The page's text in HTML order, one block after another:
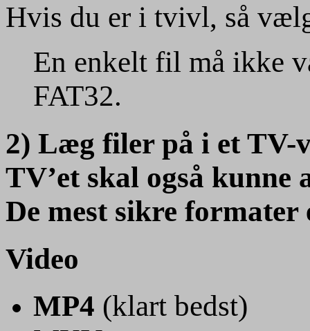
Hvis du er i tvivl, så
En enkelt fil må ikke
FAT32.
2) Læg filer på i et TV-
TV’et skal også kunne
De mest sikre formater
Video
MP4 (klart bedst)